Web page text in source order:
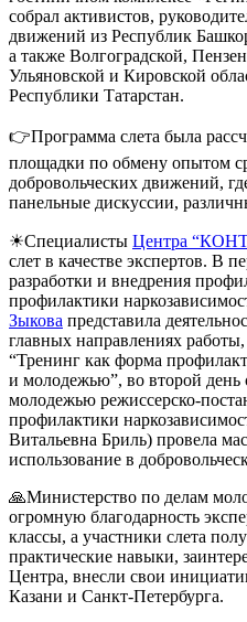
собрал активистов,
движений из Республик
а также Волгоградской,
Ульяновской и Кировской
Республики Татарстан.
👉Программа слета была
площадки по обмену опытом
добровольческих движений,
панельные дискуссии,
☀Специалисты Центра
слет в качестве экспертов. В
разработки и внедрения
профилактики
Зыкова представила
главных направлениях
“Тренинг как форма
и молодежью”, во второй день
молодежью режиссерско-
профилактики
Витальевна Бриль) провела
использование в
🙏Министерство по делам
огромную благодарность
классы, а участники слета
практические навыки,
Центра, внесли свои
Казани и Санкт-Петербурга.